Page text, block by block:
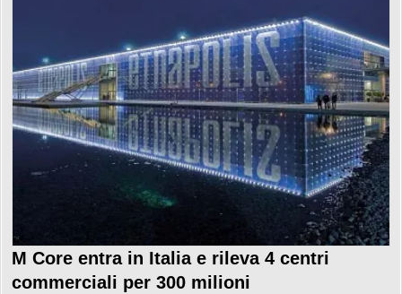
M Core entra in Italia e rileva 4 centri
commerciali per 300 milioni